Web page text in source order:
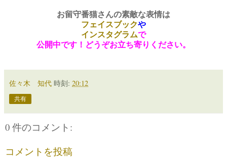
お留守番猫さんの素敵な表情は
フェイスブックや
インスタグラムで
公開中です！どうぞお立ち寄りください。
佐々木 知代 時刻: 20:12
共有
0 件のコメント:
コメントを投稿